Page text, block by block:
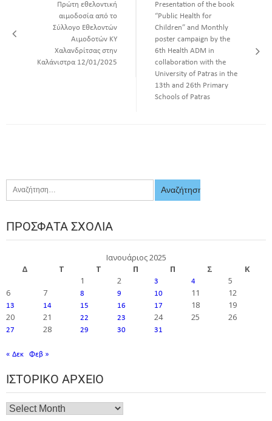
Πρώτη εθελοντική
αιμοδοσία από το
Σύλλογο Εθελοντών
Αιμοδοτών ΚΥ
Χαλανδρίτσας στην
Καλάνιστρα 12/01/2025
Presentation of the book
“Public Health for
Children” and Monthly
poster campaign by the
6th Health ADM in
collaboration with the
University of Patras in the
13th and 26th Primary
Schools of Patras
ΠΡΌΣΦΑΤΑ ΣΧΌΛΙΑ
Ιανουάριος 2025
Δ
Τ Τ Π Π Σ
Κ
1
2 3 4
5
6
7 8 9 10 11 12
13 14 15 16 17 18
19
20
21 22 23 24 25 26
27 28 29 30 31
« Δεκ Φεβ »
ΙΣΤΟΡΙΚΌ ΑΡΧΕΊΟ